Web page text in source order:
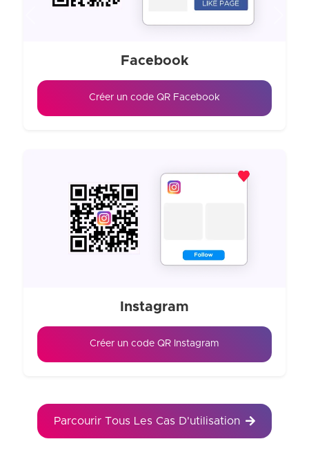
Facebook
Créer un code QR Facebook
Instagram
Créer un code QR Instagram
Parcourir Tous Les Cas D'utilisation